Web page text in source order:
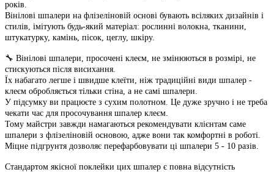
років.
Вінілові шпалери на флізеліновій основі бувають всіляких дизайнів і
стилів, імітують будь-який матеріал: рослинні волокна, тканини,
штукатурку, камінь, пісок, цеглу, шкіру.
🔧 Вінілові шпалери, просочені клеєм, не змінюються в розмірі, не
стискуються після висихання.
Їх набагато легше і швидше клеїти, ніж традиційні види шпалер -
клеєм обробляється тільки стіна, а не самі шпалери.
У підсумку ви працюєте з сухим полотном. Це дуже зручно і не треба
чекати час для просочування шпалер клеєм.
Тому майстри завжди намагаються рекомендувати клієнтам саме
шпалери з флізеліновій основою, адже вони так комфортні в роботі.
Міцне підгрунтя дозволяє перефарбовувати ці шпалери 5 - 10 разів.
Стандартом якісної поклейки цих шпалер є повна відсутність